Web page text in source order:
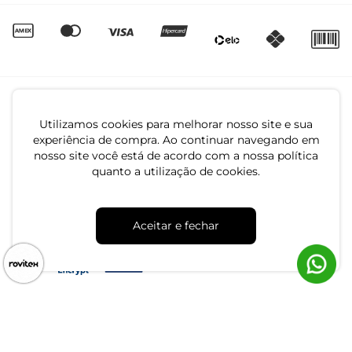
Utilizamos cookies para melhorar nosso site e sua
experiência de compra. Ao continuar navegando em
nosso site você está de acordo com a nossa política
quanto a utilização de cookies.
Aceitar e fechar
CNPJ: 79.233.672/0001-05
Av. Maria Marangoni, 391 - 89129-080 - Luiz Alves - SC